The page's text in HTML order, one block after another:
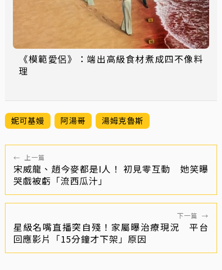
《模範愛侶》：端出高級食材煮成四不像料
理
妮可基嫚 阿湯哥 湯姆克魯斯
← 上一篇
宋威龍、趙今麥都是I人！ 初見零互動 她笑曝
哭戲被虧「流西瓜汁」
下一篇 →
星級名嘴直播突自殘！家屬曝治療現況 平台
回應影片「15分鐘才下架」原因